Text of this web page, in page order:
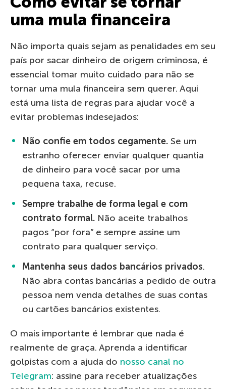
uma mula financeira
Não importa quais sejam as penalidades em seu
país por sacar dinheiro de origem criminosa, é
essencial tomar muito cuidado para não se
tornar uma mula financeira sem querer. Aqui
está uma lista de regras para ajudar você a
evitar problemas indesejados:
Não confie em todos cegamente. Se um
estranho oferecer enviar qualquer quantia
de dinheiro para você sacar por uma
pequena taxa, recuse.
Sempre trabalhe de forma legal e com
contrato formal. Não aceite trabalhos
pagos “por fora” e sempre assine um
contrato para qualquer serviço.
Mantenha seus dados bancários privados.
Não abra contas bancárias a pedido de outra
pessoa nem venda detalhes de suas contas
ou cartões bancários existentes.
O mais importante é lembrar que nada é
realmente de graça. Aprenda a identificar
golpistas com a ajuda do nosso canal no
Telegram: assine para receber atualizações